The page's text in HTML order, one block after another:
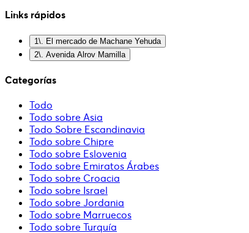
Links rápidos
1\. El mercado de Machane Yehuda
2\. Avenida Alrov Mamilla
Categorías
Todo
Todo sobre Asia
Todo Sobre Escandinavia
Todo sobre Chipre
Todo sobre Eslovenia
Todo sobre Emiratos Árabes
Todo sobre Croacia
Todo sobre Israel
Todo sobre Jordania
Todo sobre Marruecos
Todo sobre Turquía